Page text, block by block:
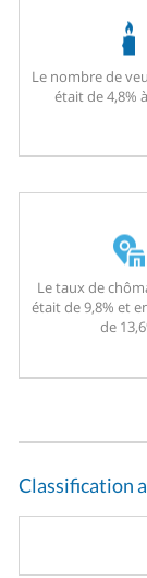
Le nombre de
était de 4,8%
Le taux de
était de 9,8% et
de
Classification